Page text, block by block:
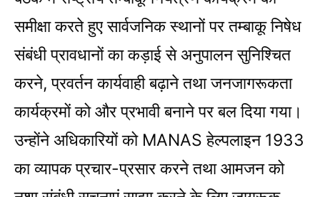
समीक्षा करते हुए सार्वजनिक स्थानों पर तम्बाकू निषेध
संबंधी प्रावधानों का कड़ाई से अनुपालन सुनिश्चित
करने, प्रवर्तन कार्यवाही बढ़ाने तथा जनजागरूकता
कार्यक्रमों को और प्रभावी बनाने पर बल दिया गया।
उन्होंने अधिकारियों को MANAS हेल्पलाइन 1933
का व्यापक प्रचार-प्रसार करने तथा आमजन को